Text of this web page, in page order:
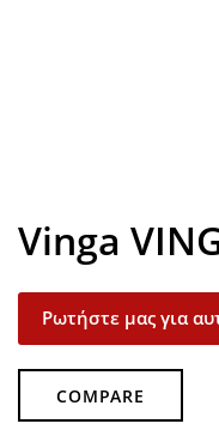
Vinga
Ρωτήστε μας για
COMPARE